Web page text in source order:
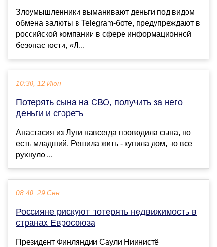
Злоумышленники выманивают деньги под видом
обмена валюты в Telegram-боте, предупреждают в
российской компании в сфере информационной
безопасности, «Л...
10:30, 12 Июн
Потерять сына на СВО, получить за него
деньги и сгореть
Анастасия из Луги навсегда проводила сына, но
есть младший. Решила жить - купила дом, но все
рухнуло....
08:40, 29 Сен
Россияне рискуют потерять недвижимость в
странах Евросоюза
Президент Финляндии Саули Ниинистё